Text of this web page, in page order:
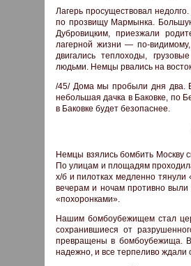
Лагерь просуществовал
по прозвищу Мармынка.
Дубровицким, приезжали
лагерной жизни — по-
двигались теплоходы,
людьми. Немцы рвались на
/45/ Дома мы пробыли дня два.
небольшая дачка в Баковке, по
в Баковке будет безопаснее.
Немцы взялись бомбить Москву
По улицам и площадям
х/б и пилотках медленно
вечерам и ночам противно
«похоронками».
Нашим бомбоубежищем стал
сохранившиеся от
превращены в бомбоубежища.
надежно, и все терпеливо ждали